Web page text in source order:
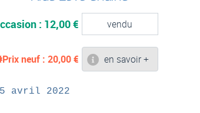
: 12,00 € vendu
Prix neuf : 20,00€ en savoir +
avril 2022